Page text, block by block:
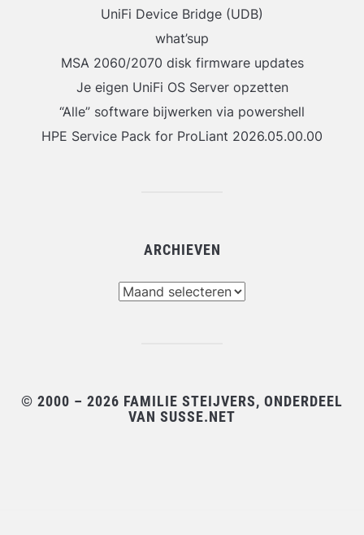
UniFi Device Bridge (UDB)
what’sup
MSA 2060/2070 disk firmware updates
Je eigen UniFi OS Server opzetten
“Alle” software bijwerken via powershell
HPE Service Pack for ProLiant 2026.05.00.00
ARCHIEVEN
© 2000 – 2026 FAMILIE STEIJVERS, ONDERDEEL
VAN SUSSE.NET